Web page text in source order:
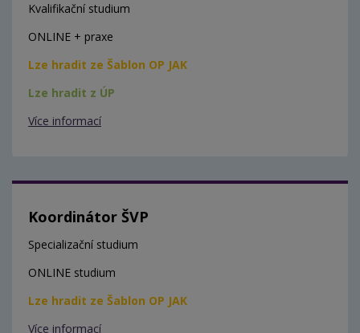
Kvalifikační studium
ONLINE + praxe
Lze hradit ze Šablon OP JAK
Lze hradit z ÚP
Více informací
Koordinátor ŠVP
Specializační studium
ONLINE studium
Lze hradit ze Šablon OP JAK
Více informací